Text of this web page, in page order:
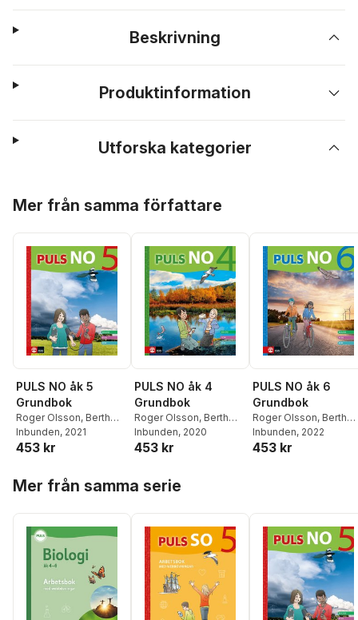
Beskrivning
Produktinformation
Utforska kategorier
Mer från samma författare
PULS NO åk 5
Grundbok
Roger Olsson, Berth
Belfrage,Staffan
Sjöberg,
Lennart Enwall
Johan Skarp , Anders
Inbunden, 2021
453 kr
PULS NO åk 4
Grundbok
Roger Olsson, Berth
Belfrage,Staffan
Sjöberg,
Öberg
Inbunden, 2020
453 kr
PULS NO åk 6
Grundbok
Roger Olsson, Berth
Belfrage,Johan Skarp
Anders Thapper
Inbunden, 2022
453 kr
Mer från samma serie